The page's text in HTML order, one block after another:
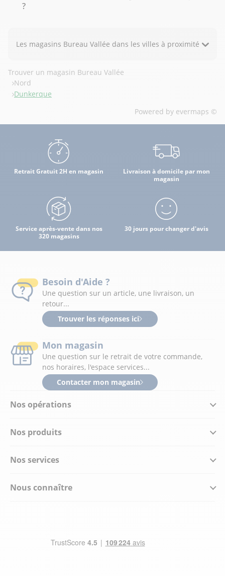
?
Les magasins Bureau Vallée dans les villes à proximité
Trouver un magasin Bureau Vallée
Nord
Dunkerque
Powered by evermaps ©
Retrait Gratuit 2H en magasin
Livraison à domicile par mon
magasin
Service après-vente dans nos
320 magasins
30 jours pour changer d'avis
Nos opérations
Nos produits
Nos services
Nous connaître
Besoin d'Aide ?
Une question sur un article, une livraison, un
retour...
Trouver les réponses ici
Mon magasin
Une question sur le retrait de votre commande,
nos horaires, l'espace services...
Contacter mon magasin